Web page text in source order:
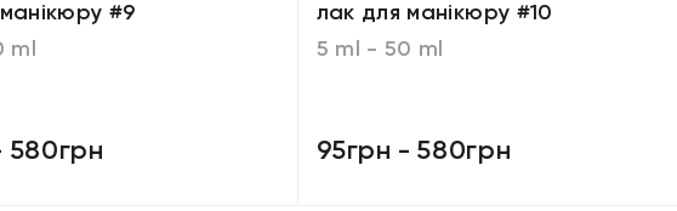
#9
ml
580грн
лак для манікюру #10
5 ml - 50 ml
95грн - 580грн